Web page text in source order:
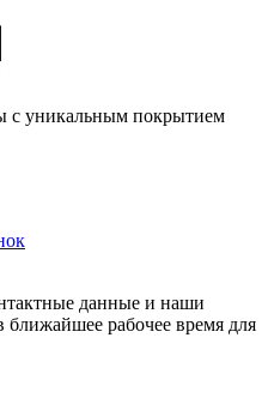
с уникальным покрытием
данные и наши
рабочее время для